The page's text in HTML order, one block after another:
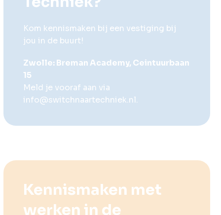
Kom kennismaken bij een vestiging bij
jou in de buurt!
Zwolle: Breman Academy, Ceintuurbaan
15
Meld je vooraf aan via
info@switchnaartechniek.nl.
Kennismaken met
werken in de